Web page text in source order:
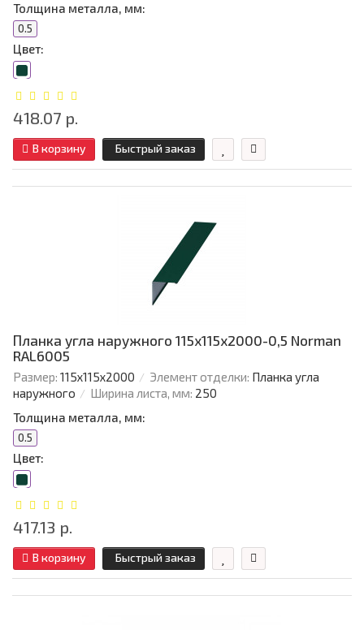
Толщина металла, мм:
0.5
Цвет:
418.07 р.
В корзину Быстрый заказ
Планка угла наружного 115х115х2000-0,5 Norman
RAL6005
Размер: 115х115х2000 Элемент отделки: Планка угла
наружного
Ширина листа, мм: 250
Толщина металла, мм:
0.5
Цвет:
417.13 р.
В корзину Быстрый заказ